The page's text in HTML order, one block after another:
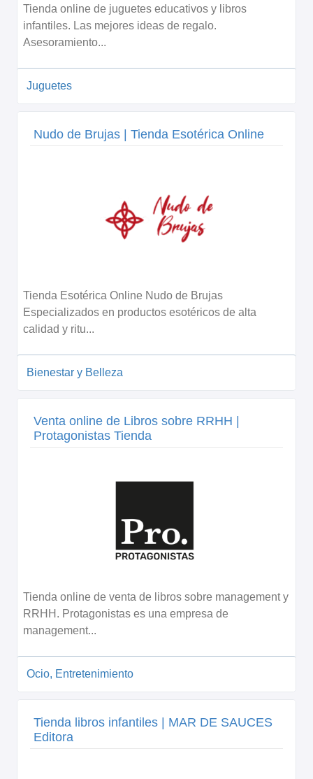
Tienda online de juguetes educativos y libros
infantiles. Las mejores ideas de regalo.
Asesoramiento...
Juguetes
Nudo de Brujas | Tienda Esotérica Online
Tienda Esotérica Online Nudo de Brujas
Especializados en productos esotéricos de alta
calidad y ritu...
Bienestar y Belleza
Venta online de Libros sobre RRHH |
Protagonistas Tienda
Tienda online de venta de libros sobre management y
RRHH. Protagonistas es una empresa de
management...
Ocio, Entretenimiento
Tienda libros infantiles | MAR DE SAUCES
Editora